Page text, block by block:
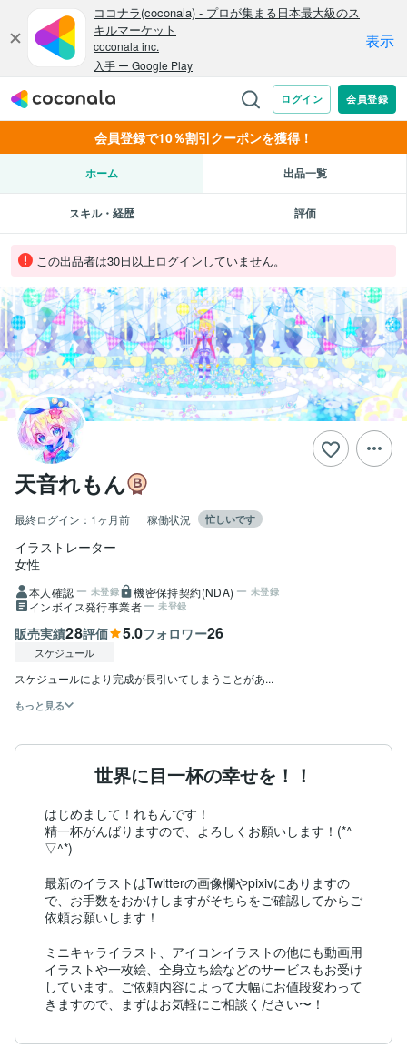
会員登録で10％割引クーポンを獲得！
ホーム 出品一覧
スキル・経歴 評価
この出品者は30日以上ログインしていません。
天音れもん
最終ログイン： 1ヶ月前 稼働状況 忙しいです
イラストレーター
女性
本人確認 未登録 機密保持契約(NDA) 未登録
インボイス発行事業者 未登録
販売実績28評価 5.0フォロワー26
スケジュール
スケジュールにより完成が長引いてしまうことがあ...
もっと見る
世界に目一杯の幸せを！！
はじめまして！れもんです！
精一杯がんばりますので、よろしくお願いします！(*^
▽^*)
最新のイラストはTwitterの画像欄やpixivにありますの
で、お手数をおかけしますがそちらをご確認してからご
依頼お願いします！
ミニキャライラスト、アイコンイラストの他にも動画用
イラストや一枚絵、全身立ち絵などのサービスもお受け
しています。ご依頼内容によって大幅にお値段変わって
きますので、まずはお気軽にご相談ください〜！